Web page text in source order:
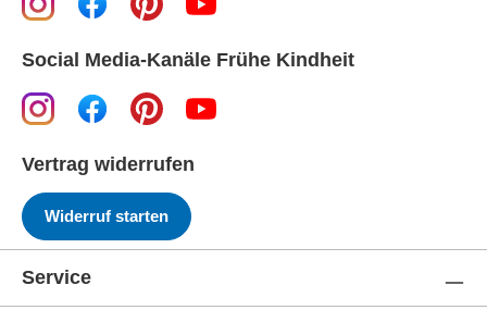
Social Media-Kanäle Frühe Kindheit
Vertrag widerrufen
Widerruf starten
Service